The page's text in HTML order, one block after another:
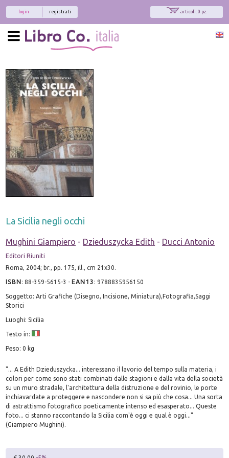
articoli: 0 pz.
registrati
login
La Sicilia negli occhi
Mughini Giampiero - Dzieduszycka Edith - Ducci Antonio
Editori Riuniti
Roma, 2004; br., pp. 175, ill., cm 21x30.
ISBN:88-359-5615-3 - EAN13 :9788835956150
Soggetto: Arti Grafiche (Disegno, Incisione, Miniatura),Fotografia,Saggi
Storici
Luoghi: Sicilia
Testo in:
Peso: 0 kg
"... A Edith Dzieduszycka... interessano il lavorio del tempo sulla materia, i
colori per come sono stati combinati dalle stagioni e dalla vita della società
su un muro stradale, l'architettura della distruzione e del rovinio, le porte
inchiavardate a proteggere e nascondere non si sa più che cosa... Una sorta
di astrattismo fotografico poeticamente intenso ed esasperato... Queste
foto... ci stanno raccontando la Sicilia com'è oggi e qual è oggi..."
(Giampiero Mughini).